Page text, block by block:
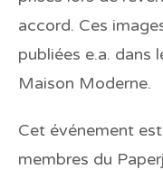
accord. Ces
publiées e.a. dans
Maison Moderne.
Cet événement
membres du